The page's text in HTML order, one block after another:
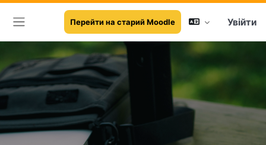
Бокова панель
Перейти на старий Moodle Увійти